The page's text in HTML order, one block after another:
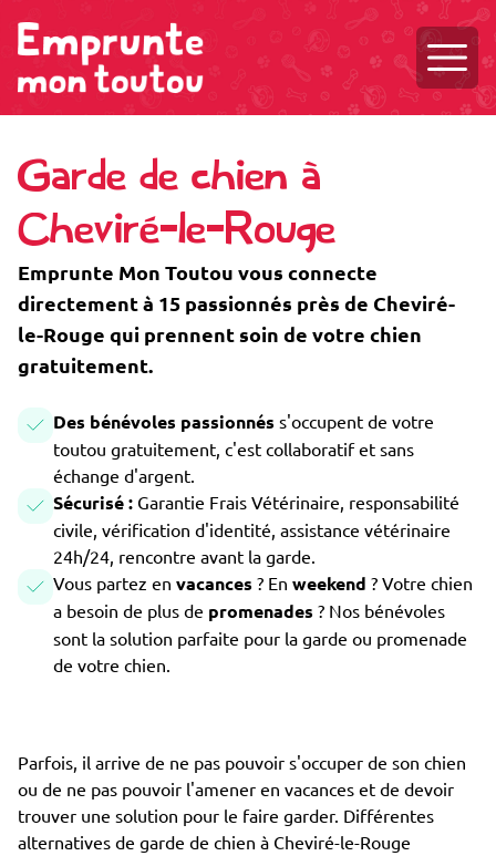
Garde de chien à
Cheviré-le-Rouge
Emprunte Mon Toutou vous connecte
directement à 15 passionnés près de Cheviré-
le-Rouge qui prennent soin de votre chien
gratuitement.
Des bénévoles passionnés s'occupent de votre
toutou gratuitement, c'est collaboratif et sans
échange d'argent.
Sécurisé : Garantie Frais Vétérinaire, responsabilité
civile, vérification d'identité, assistance vétérinaire
24h/24, rencontre avant la garde.
Vous partez en vacances ? En weekend ? Votre chien
a besoin de plus de promenades ? Nos bénévoles
sont la solution parfaite pour la garde ou promenade
de votre chien.
Parfois, il arrive de ne pas pouvoir s'occuper de son chien
ou de ne pas pouvoir l'amener en vacances et de devoir
trouver une solution pour le faire garder. Différentes
alternatives de garde de chien à Cheviré-le-Rouge